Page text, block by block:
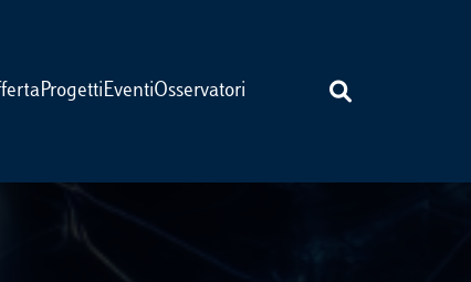
Progetti EventiOsservatori